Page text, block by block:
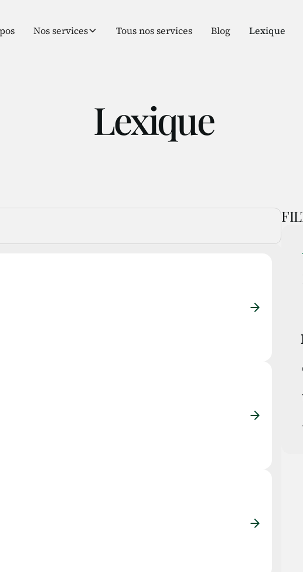
Nos services Tous nos services Blog Lexique
Lexique